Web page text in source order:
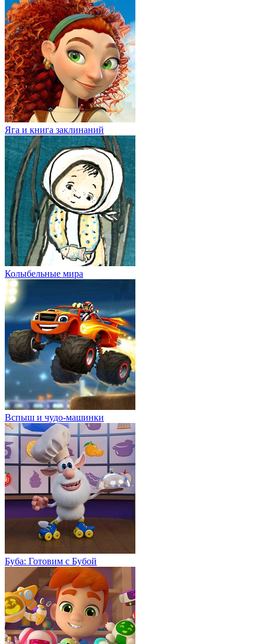
Яга и книга заклинаний
Колыбельные мира
Вспыш и чудо-машинки
Буба: Готовим с Бубой